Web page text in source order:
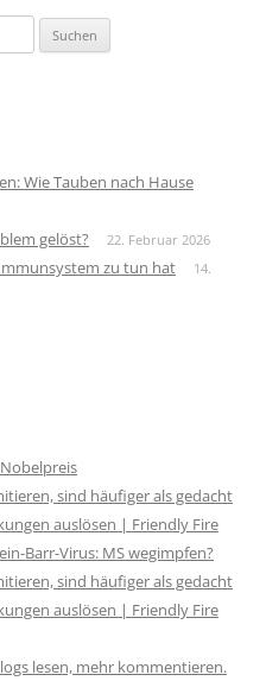
Wie Tauben nach Hause
gelöst? 22. Februar 2026
zu tun hat
14.
sind häufiger als gedacht
auslösen | Friendly Fire
Barr-Virus: MS wegimpfen?
sind häufiger als gedacht
auslösen | Friendly Fire
lesen, mehr kommentieren.